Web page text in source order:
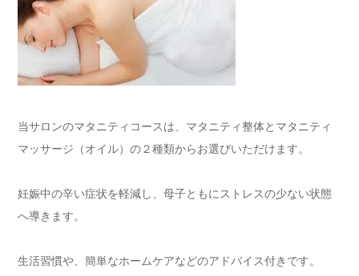
当サロンのマタニティコースは、マタニティ整体とマタニティ
マッサージ（オイル）の２種類からお選びいただけます。
妊娠中の辛い症状を軽減し、母子ともにストレスの少ない状態
へ導きます。
生活習慣や、簡単なホームケアなどのアドバイス付きです。